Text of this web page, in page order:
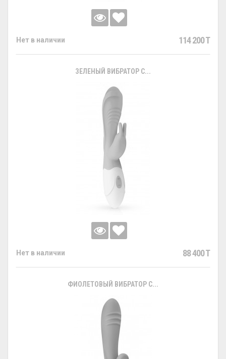
Нет в наличии 114 200 T
ЗЕЛЕНЫЙ ВИБРАТОР С...
Нет в наличии 88 400 T
ФИОЛЕТОВЫЙ ВИБРАТОР С...